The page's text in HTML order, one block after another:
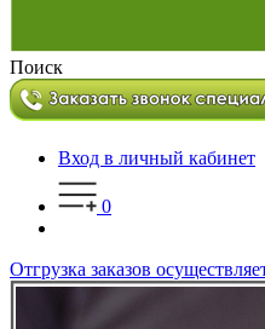
Поиск
Вход в личный кабинет
0
Отгрузка заказов